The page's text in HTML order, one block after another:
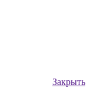
Закрыть